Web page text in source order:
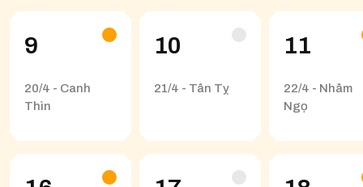
9
20/4 - Canh
Thìn
10
21/4 - Tân Tỵ
11
22/4 - Nhâm
Ngọ